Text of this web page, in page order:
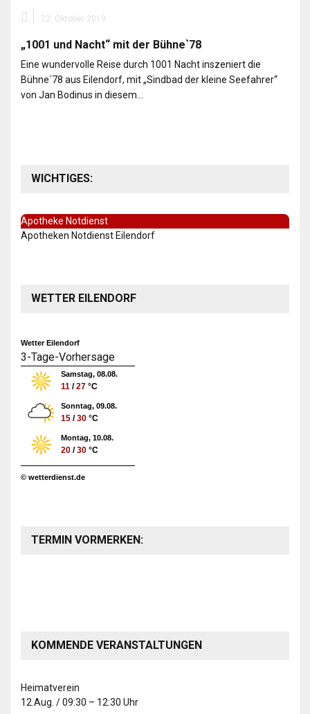
22. Oktober 2019
„1001 und Nacht“ mit der Bühne`78
Eine wundervolle Reise durch 1001 Nacht inszeniert die
Bühne´78 aus Eilendorf, mit „Sindbad der kleine Seefahrer“
von Jan Bodinus in diesem…
WICHTIGES:
Apotheke Notdienst
Apotheken Notdienst Eilendorf
WETTER EILENDORF
Wetter Eilendorf
3-Tage-Vorhersage
Samstag, 08.08.
11 /27 °C
Sonntag, 09.08.
15 /30 °C
Montag, 10.08.
20 /30 °C
© wetterdienst.de
TERMIN VORMERKEN:
KOMMENDE VERANSTALTUNGEN
Heimatverein
12.Aug. /09:30 – 12:30 Uhr